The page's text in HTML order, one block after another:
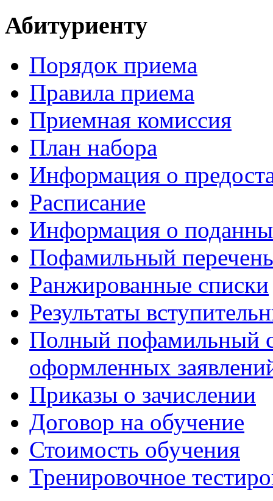
Абитуриенту
Порядок приема
Правила приема
Приемная комиссия
План набора
Информация о
Расписание
Информация о
Пофамильный
Ранжированные списки
Результаты
Полный пофамильный
оформленных
Приказы о зачислении
Договор на обучение
Стоимость обучения
Тренировочное